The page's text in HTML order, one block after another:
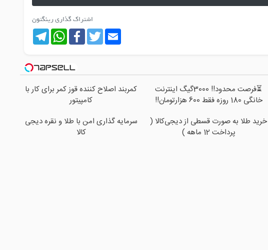
اشتراک گذاری رینگتون
Telegram
WhatsAppFacebookTwitterEmail
⏳فرصت محدود!! 3000گیگ اینترنت
خانگی 180 روزه فقط 600 هزارتومان!!
کمربند اصلاح کننده قوز کمر برای کار با
کامپیتور
خرید طلا به صورت قسطی از دیجی‌کالا (
پرداخت 12 ماهه )
سرمایه گذاری امن با طلا و نقره دیجی
کالا